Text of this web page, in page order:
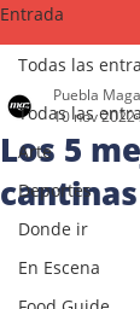
Entrada
Todas las
Arte
Deportes
Donde ir
En Escena
Todas las
Los 5
Puebla
10 nov 2022